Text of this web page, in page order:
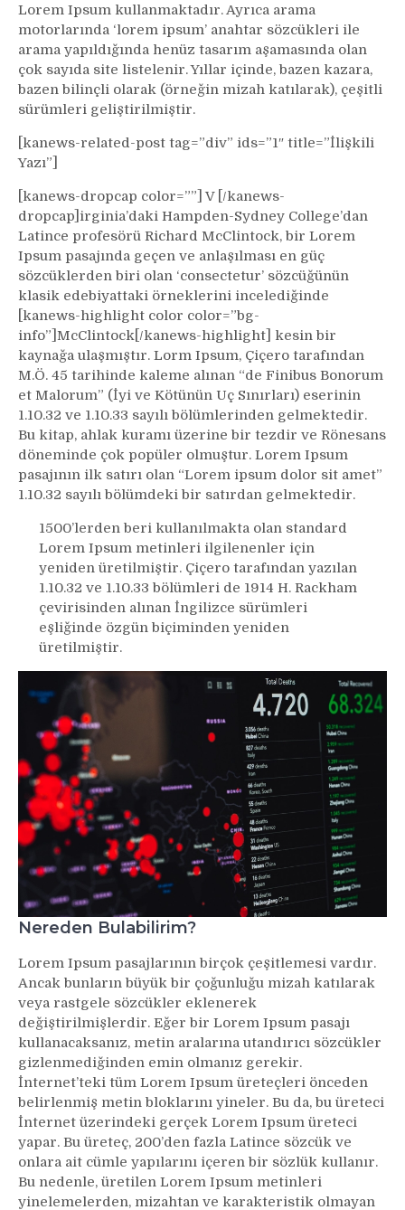
Lorem Ipsum kullanmaktadır. Ayrıca arama
motorlarında ‘lorem ipsum’ anahtar sözcükleri ile
arama yapıldığında henüz tasarım aşamasında olan
çok sayıda site listelenir. Yıllar içinde, bazen kazara,
bazen bilinçli olarak (örneğin mizah katılarak), çeşitli
sürümleri geliştirilmiştir.
[kanews-related-post tag=”div” ids=”1″ title=”İlişkili
Yazı”]
[kanews-dropcap color=””] V [/kanews-
dropcap]irginia’daki Hampden-Sydney College’dan
Latince profesörü Richard McClintock, bir Lorem
Ipsum pasajında geçen ve anlaşılması en güç
sözcüklerden biri olan ‘consectetur’ sözcüğünün
klasik edebiyattaki örneklerini incelediğinde
[kanews-highlight color color=”bg-
info”]McClintock[/kanews-highlight] kesin bir
kaynağa ulaşmıştır. Lorm Ipsum, Çiçero tarafından
M.Ö. 45 tarihinde kaleme alınan “de Finibus Bonorum
et Malorum” (İyi ve Kötünün Uç Sınırları) eserinin
1.10.32 ve 1.10.33 sayılı bölümlerinden gelmektedir.
Bu kitap, ahlak kuramı üzerine bir tezdir ve Rönesans
döneminde çok popüler olmuştur. Lorem Ipsum
pasajının ilk satırı olan “Lorem ipsum dolor sit amet”
1.10.32 sayılı bölümdeki bir satırdan gelmektedir.
1500’lerden beri kullanılmakta olan standard
Lorem Ipsum metinleri ilgilenenler için
yeniden üretilmiştir. Çiçero tarafından yazılan
1.10.32 ve 1.10.33 bölümleri de 1914 H. Rackham
çevirisinden alınan İngilizce sürümleri
eşliğinde özgün biçiminden yeniden
üretilmiştir.
Nereden Bulabilirim?
Lorem Ipsum pasajlarının birçok çeşitlemesi vardır.
Ancak bunların büyük bir çoğunluğu mizah katılarak
veya rastgele sözcükler eklenerek
değiştirilmişlerdir. Eğer bir Lorem Ipsum pasajı
kullanacaksanız, metin aralarına utandırıcı sözcükler
gizlenmediğinden emin olmanız gerekir.
İnternet’teki tüm Lorem Ipsum üreteçleri önceden
belirlenmiş metin bloklarını yineler. Bu da, bu üreteci
İnternet üzerindeki gerçek Lorem Ipsum üreteci
yapar. Bu üreteç, 200’den fazla Latince sözcük ve
onlara ait cümle yapılarını içeren bir sözlük kullanır.
Bu nedenle, üretilen Lorem Ipsum metinleri
yinelemelerden, mizahtan ve karakteristik olmayan